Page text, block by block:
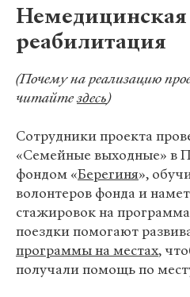
Немедицинская
реабилитация
(Почему на реализацию
читайтездесь)
Сотрудники проекта
«Семейные выходные» в
фондом «Берегиня»,
волонтеров фонда и
стажировок на
поездки помогают
программы на местах,
получали помощь по